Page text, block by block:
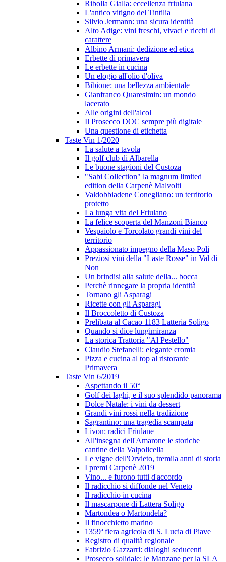
Ribolla Gialla: eccellenza friulana
L'antico vitigno del Tintilia
Silvio Jermann: una sicura identità
Alto Adige: vini freschi, vivaci e ricchi di
carattere
Albino Armani: dedizione ed etica
Erbette di primavera
Le erbette in cucina
Un elogio all'olio d'oliva
Bibione: una bellezza ambientale
Gianfranco Quaresimin: un mondo
lacerato
Alle origini dell'alcol
Il Prosecco DOC sempre più digitale
Una questione di etichetta
Taste Vin 1/2020
La salute a tavola
Il golf club di Albarella
Le buone stagioni del Custoza
"Sabi Collection" la magnum limited
edition della Carpenè Malvolti
Valdobbiadene Conegliano: un territorio
protetto
La lunga vita del Friulano
La felice scoperta del Manzoni Bianco
Vespaiolo e Torcolato grandi vini del
territorio
Appassionato impegno della Maso Poli
Preziosi vini della "Laste Rosse" in Val di
Non
Un brindisi alla salute della... bocca
Perchè rinnegare la propria identità
Tornano gli Asparagi
Ricette con gli Asparagi
Il Broccoletto di Custoza
Prelibata al Cacao 1183 Latteria Soligo
Quando si dice lungimiranza
La storica Trattoria "Al Pestello"
Claudio Stefanelli: elegante cromia
Pizza e cucina al top al ristorante
Primavera
Taste Vin 6/2019
Aspettando il 50°
Golf dei laghi, e il suo splendido panorama
Dolce Natale: i vini da dessert
Grandi vini rossi nella tradizione
Sagrantino: una tragedia scampata
Livon: radici Friulane
All'insegna dell'Amarone le storiche
cantine della Valpolicella
Le vigne dell'Orvieto, tremila anni di storia
I premi Carpenè 2019
Vino... e furono tutti d'accordo
Il radicchio si diffonde nel Veneto
Il radicchio in cucina
Il mascarpone di Lattera Soligo
Martondea o Martondela?
Il finocchietto marino
1359ª fiera agricola di S. Lucia di Piave
Registro di qualità regionale
Fabrizio Gazzarri: dialoghi seducenti
Prosecco solidale: le Manzane per la SLA